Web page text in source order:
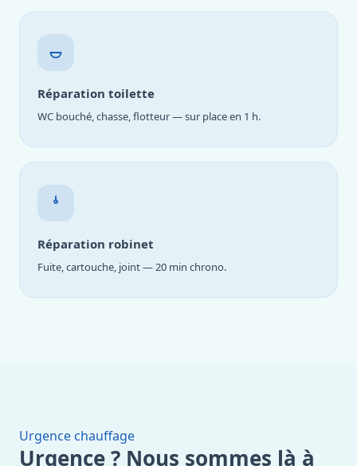
Réparation toilette
WC bouché, chasse, flotteur — sur place en 1 h.
Réparation robinet
Fuite, cartouche, joint — 20 min chrono.
Urgence chauffage
Urgence ? Nous sommes là à